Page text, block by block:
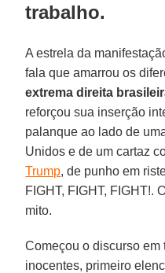
trabalho.
A estrela da
fala que amarrou os
extrema direita
reforçou sua inserção
palanque ao lado de
Unidos e de um cartaz
Trump, de punho em
FIGHT, FIGHT, FIGHT!.
mito.
Começou o discurso
inocentes, primeiro